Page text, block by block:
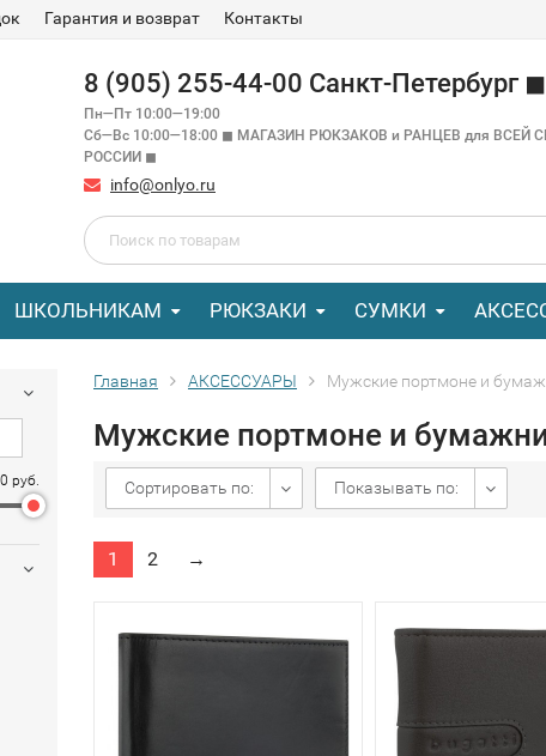
Гарантия и возврат Контакты
8 (905) 255-44-00 Санкт-Петербург
Пн—Пт 10:00—19:00
Сб—Вс 10:00—18:00 ◼ МАГАЗИН РЮКЗАКОВ и РАНЦЕВ для ВСЕЙ
РОССИИ ◼
info@onlyo.ru
ШКОЛЬНИКАМ РЮКЗАКИ СУМКИ
руб.
Главная АКСЕССУАРЫ Мужские портмоне и
Мужские портмоне и
Сортировать по: Показывать по:
1 2 →